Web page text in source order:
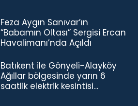
Feza Aygın Sanıvar’ın
“Babamın Oltası” Sergisi Ercan
Havalimanı’nda Açıldı
Batıkent ile Gönyeli-Alayköy
Ağıllar bölgesinde yarın 6
saatlik elektrik kesintisi…